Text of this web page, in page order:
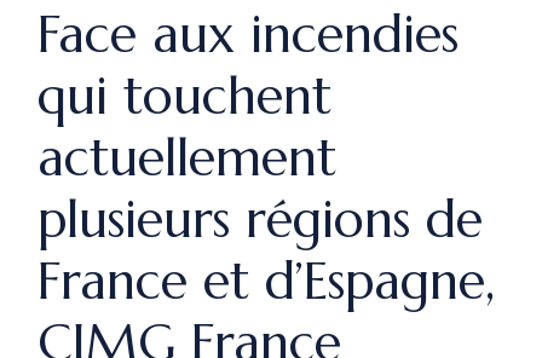
Face aux incendies
qui touchent
actuellement
plusieurs régions de
France et d’Espagne,
CIMG France